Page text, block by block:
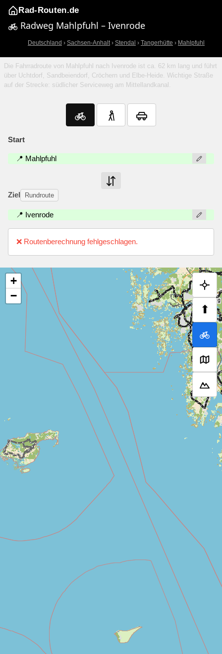
Rad-Routen.de
Radweg Mahlpfuhl – Ivenrode
Deutschland › Sachsen-Anhalt› Stendal › Tangerhütte › Mahlpfuhl
Die Fahrradroute von Mahlpfuhl nach Ivenrode ist ca. 62 km lang und führt
über Uchtdorf, Sandbeiendorf, Cröchern und Elbe-Heide. Wichtige Straße
auf der Strecke: südlicher Serviceweg am Mittellandkanal.
Start
📍 Mahlpfuhl
Ziel Rundroute
📍 Ivenrode
❌ Routenberechnung fehlgeschlagen.
⬆
+
−